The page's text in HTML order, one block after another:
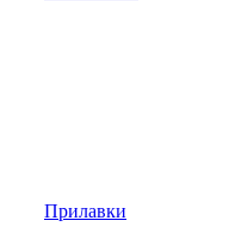
Прилавки